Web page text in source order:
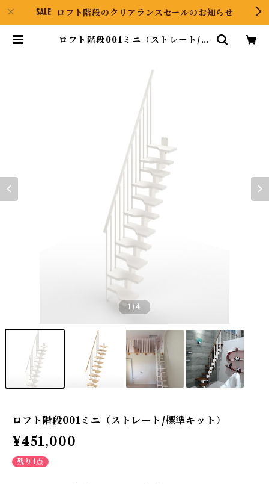
ロフト階段のクリアランスセールのお知らせ
ロフト階段001ミニ（ストレート/標
1/4
ロフト階段001ミニ（ストレート/標準キット）
¥451,000
残り1点